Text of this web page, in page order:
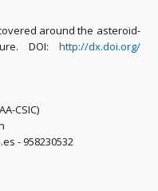
around the asteroid-
DOI: http://dx.doi.org/
CSIC)
- 958230532